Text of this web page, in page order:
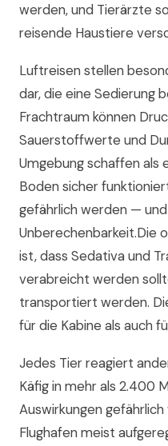
werden, und Tierärzte
reisende Haustiere
Luftreisen stellen
dar, die eine Sedierung
Frachtraum können
Sauerstoffwerte und
Umgebung schaffen als
Boden sicher
gefährlich werden —
Unberechenbarkeit.Die
ist, dass Sedativa und
verabreicht werden
transportiert werden.
für die Kabine als auch
Jedes Tier reagiert
Käfig in mehr als 2.400
Auswirkungen
Flughafen meist